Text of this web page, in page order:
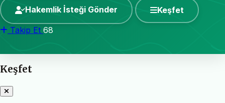
Hakemlik İsteği Gönder Keşfet
Takip Et 68
Keşfet